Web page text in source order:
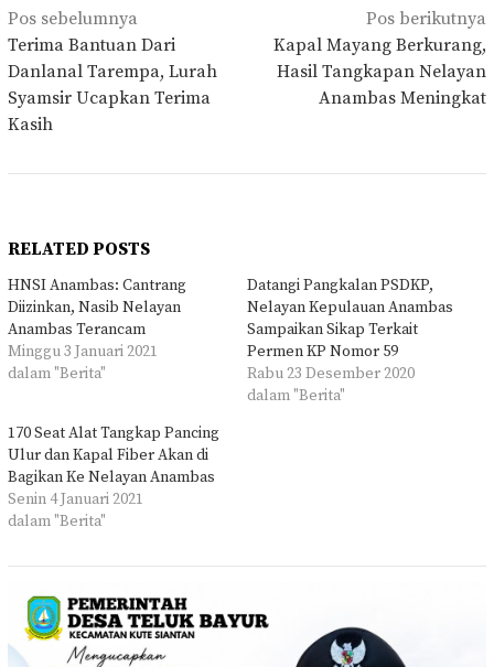
Navigasi
pos
Pos sebelumnya
Terima Bantuan Dari
Danlanal Tarempa, Lurah
Syamsir Ucapkan Terima
Kasih
Pos berikutnya
Kapal Mayang Berkurang,
Hasil Tangkapan Nelayan
Anambas Meningkat
RELATED POSTS
HNSI Anambas: Cantrang
Diizinkan, Nasib Nelayan
Anambas Terancam
Minggu 3 Januari 2021
dalam "Berita"
Datangi Pangkalan PSDKP,
Nelayan Kepulauan Anambas
Sampaikan Sikap Terkait
Permen KP Nomor 59
Rabu 23 Desember 2020
dalam "Berita"
170 Seat Alat Tangkap Pancing
Ulur dan Kapal Fiber Akan di
Bagikan Ke Nelayan Anambas
Senin 4 Januari 2021
dalam "Berita"